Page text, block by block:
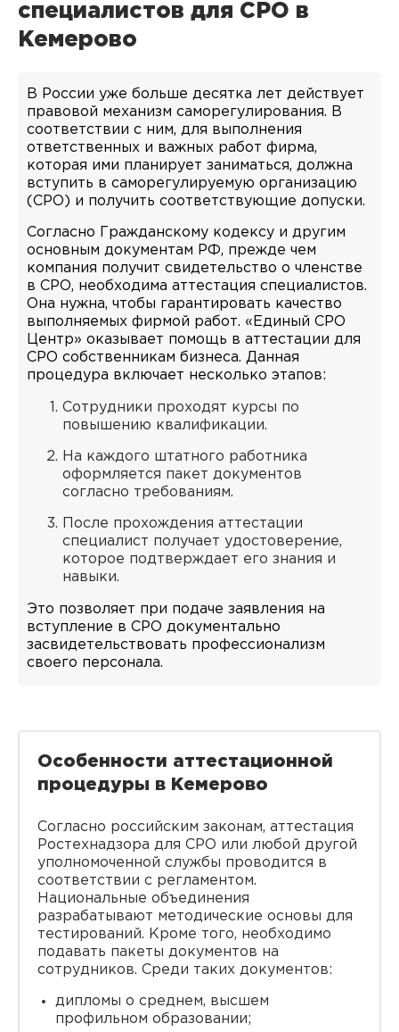
специалистов для СРО в
Кемерово
В России уже больше десятка лет действует
правовой механизм саморегулирования. В
соответствии с ним, для выполнения
ответственных и важных работ фирма,
которая ими планирует заниматься, должна
вступить в саморегулируемую организацию
(СРО) и получить соответствующие допуски.
Согласно Гражданскому кодексу и другим
основным документам РФ, прежде чем
компания получит свидетельство о членстве
в СРО, необходима аттестация специалистов.
Она нужна, чтобы гарантировать качество
выполняемых фирмой работ. «Единый СРО
Центр» оказывает помощь в аттестации для
СРО собственникам бизнеса. Данная
процедура включает несколько этапов:
Сотрудники проходят курсы по
повышению квалификации.
На каждого штатного работника
оформляется пакет документов
согласно требованиям.
После прохождения аттестации
специалист получает удостоверение,
которое подтверждает его знания и
навыки.
Это позволяет при подаче заявления на
вступление в СРО документально
засвидетельствовать профессионализм
своего персонала.
Особенности аттестационной
процедуры в Кемерово
Согласно российским законам, аттестация
Ростехнадзора для СРО или любой другой
уполномоченной службы проводится в
соответствии с регламентом.
Национальные объединения
разрабатывают методические основы для
тестирований. Кроме того, необходимо
подавать пакеты документов на
сотрудников. Среди таких документов:
дипломы о среднем, высшем
профильном образовании;